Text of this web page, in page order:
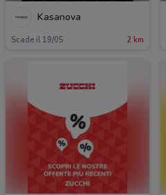
Kasanova
Scade il 19/05 2 km